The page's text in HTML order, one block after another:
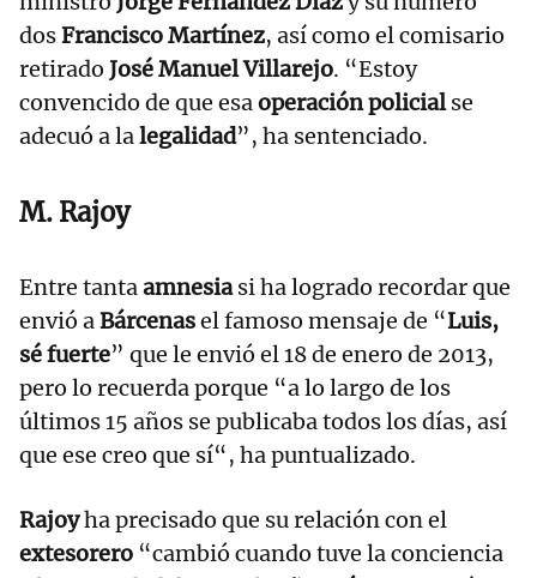
dosFrancisco Martínez, así como el comisario
retirado José Manuel Villarejo. “Estoy
convencido de que esaoperación policialse
adecuó a lalegalidad”, ha sentenciado.
M. Rajoy
Entre tantaamnesiasi ha logrado recordar que
envió aBárcenasel famoso mensaje de “Luis,
sé fuerte” que le envió el 18 de enero de 2013,
pero lo recuerda porque “a lo largo de los
últimos 15 años se publicaba todos los días, así
que ese creo que sí“, ha puntualizado.
Rajoyha precisado que su relación con el
extesorero “cambió cuando tuve la conciencia